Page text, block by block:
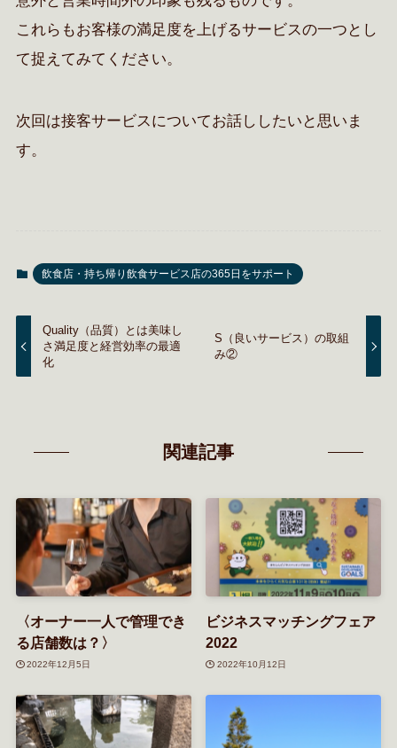
これらもお客様の満足度を上げるサービスの一つとし
て捉えてみてください。
次回は接客サービスについてお話ししたいと思いま
す。
飲食店・持ち帰り飲食サービス店の365日をサポート
Quality（品質）とは美味し
さ満足度と経営効率の最適
化
S（良いサービス）の取組
み②
関連記事
〈オーナー一人で管理でき
る店舗数は？〉
2022年12月5日
ビジネスマッチングフェア
2022
2022年10月12日